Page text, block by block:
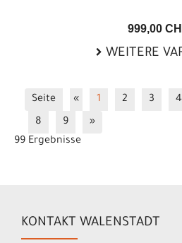
999,00
WEITERE
Seite « 1 2 3 4
8
9
»
99 Ergebnisse
KONTAKT WALENSTADT